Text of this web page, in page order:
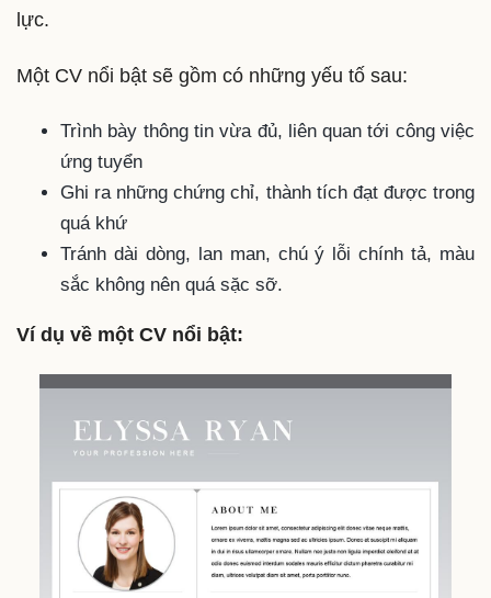
lực.
Một CV nổi bật sẽ gồm có những yếu tố sau:
Trình bày thông tin vừa đủ, liên quan tới công việc
ứng tuyển
Ghi ra những chứng chỉ, thành tích đạt được trong
quá khứ
Tránh dài dòng, lan man, chú ý lỗi chính tả, màu
sắc không nên quá sặc sỡ.
Ví dụ về một CV nổi bật: